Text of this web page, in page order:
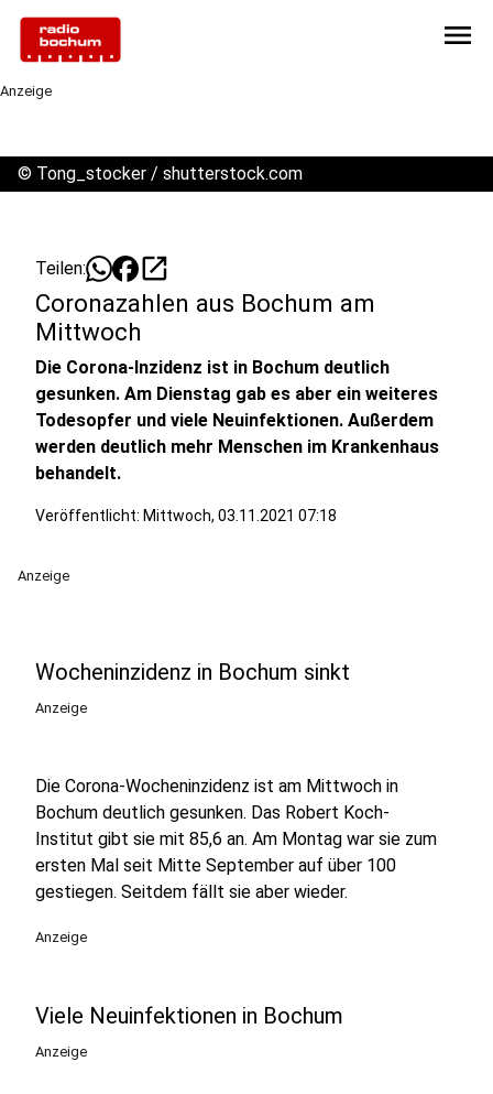
menu
Anzeige
© Tong_stocker / shutterstock.com
Teilen: open_in_new
Coronazahlen aus Bochum am
Mittwoch
Die Corona-Inzidenz ist in Bochum deutlich
gesunken. Am Dienstag gab es aber ein weiteres
Todesopfer und viele Neuinfektionen. Außerdem
werden deutlich mehr Menschen im Krankenhaus
behandelt.
Veröffentlicht: Mittwoch, 03.11.2021 07:18
Anzeige
Wocheninzidenz in Bochum sinkt
Anzeige
Die Corona-Wocheninzidenz ist am Mittwoch in
Bochum deutlich gesunken. Das Robert Koch-
Institut gibt sie mit 85,6 an. Am Montag war sie zum
ersten Mal seit Mitte September auf über 100
gestiegen. Seitdem fällt sie aber wieder.
Anzeige
Viele Neuinfektionen in Bochum
Anzeige